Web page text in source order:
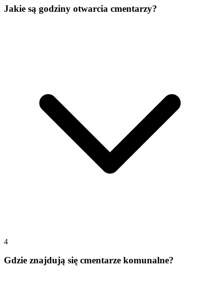
Jakie są godziny otwarcia cmentarzy?
4
Gdzie znajdują się cmentarze komunalne?